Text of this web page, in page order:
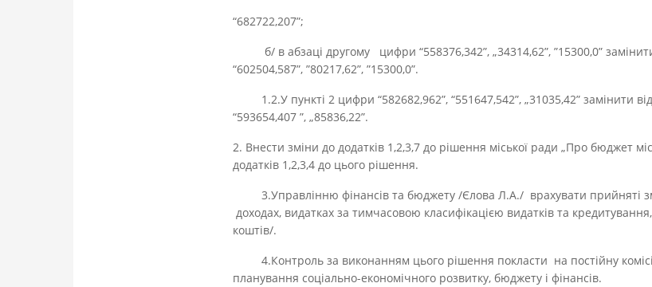
“682722,207”;
б/ в абзаці другому цифри “558376,342”, „34314,62”, ”15300,0”
“602504,587”, ”80217,62”, ”15300,0”.
1.2.У пункті 2 цифри “582682,962”, “551647,542”, „31035,42” замінити
“593654,407 ”, „85836,22”.
2. Внести зміни до додатків 1,2,3,7 до рішення міської ради „Про бюджет
додатків 1,2,3,4 до цього рішення.
3.Управлінню фінансів та бюджету /Єлова Л.А./ врахувати прийняті
доходах, видатках за тимчасовою класифікацією видатків та
коштів/.
4.Контроль за виконанням цього рішення покласти на постійну
планування соціально-економічного розвитку, бюджету і фінансів.